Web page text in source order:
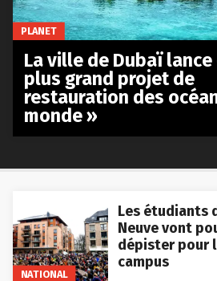
NATIONAL
Les étudiants
Neuve vont
dépister pour
campus
PLANET
La ville de Dubaï lance
plus grand projet de
restauration des
monde »